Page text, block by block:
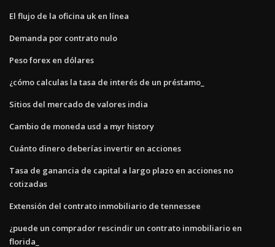
El flujo de la oficina uk en línea
Demanda por contrato nulo
Peso forex en dólares
¿cómo calculas la tasa de interés de un préstamo_
Sitios del mercado de valores india
Cambio de moneda usd a myr history
Cuánto dinero deberías invertir en acciones
Tasa de ganancia de capital a largo plazo en acciones no
cotizadas
Extensión del contrato inmobiliario de tennessee
¿puede un comprador rescindir un contrato inmobiliario en
florida_